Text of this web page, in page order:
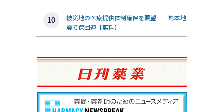
被災地の医療提供体制確保を要望 熊本地
震で保団連【無料】